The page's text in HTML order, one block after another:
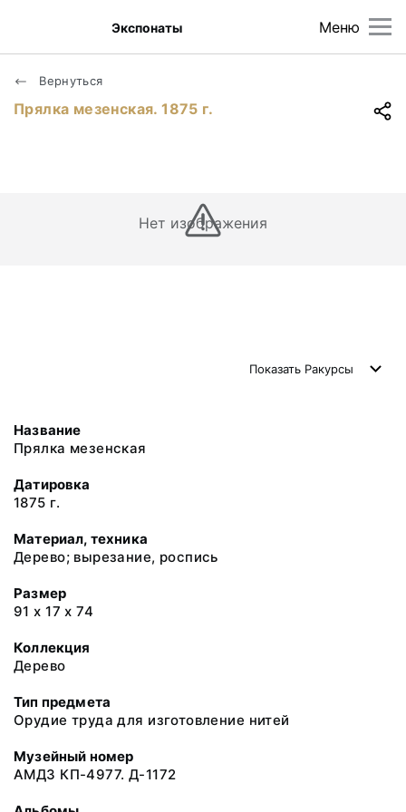
Меню
Экспонаты
Вернуться
Прялка мезенская. 1875 г.
Нет изображения
Показать Ракурсы
Название
Прялка мезенская
Датировка
1875 г.
Материал, техника
Дерево; вырезание, роспись
Размер
91 х 17 х 74
Коллекция
Дерево
Тип предмета
Орудие труда для изготовление нитей
Музейный номер
АМДЗ КП-4977. Д-1172